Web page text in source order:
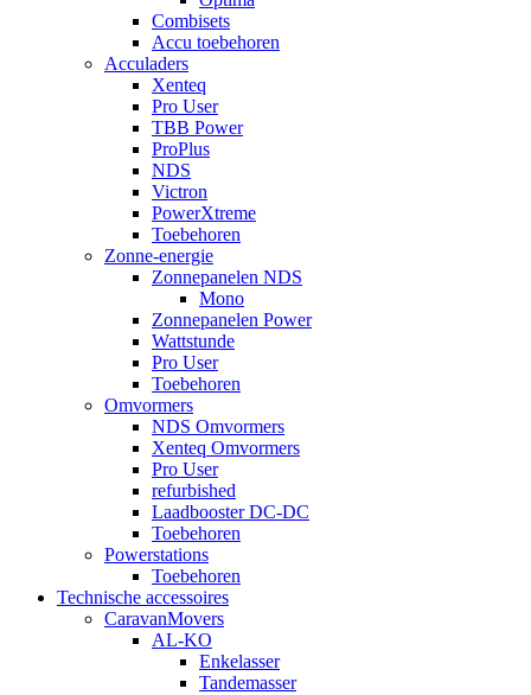
Combisets
Accu toebehoren
Acculaders
Xenteq
Pro User
TBB Power
ProPlus
NDS
Victron
PowerXtreme
Toebehoren
Zonne-energie
Zonnepanelen NDS
Mono
Zonnepanelen Power
Wattstunde
Pro User
Toebehoren
Omvormers
NDS Omvormers
Xenteq Omvormers
Pro User
refurbished
Laadbooster DC-DC
Toebehoren
Powerstations
Toebehoren
Technische accessoires
CaravanMovers
AL-KO
Enkelasser
Tandemasser